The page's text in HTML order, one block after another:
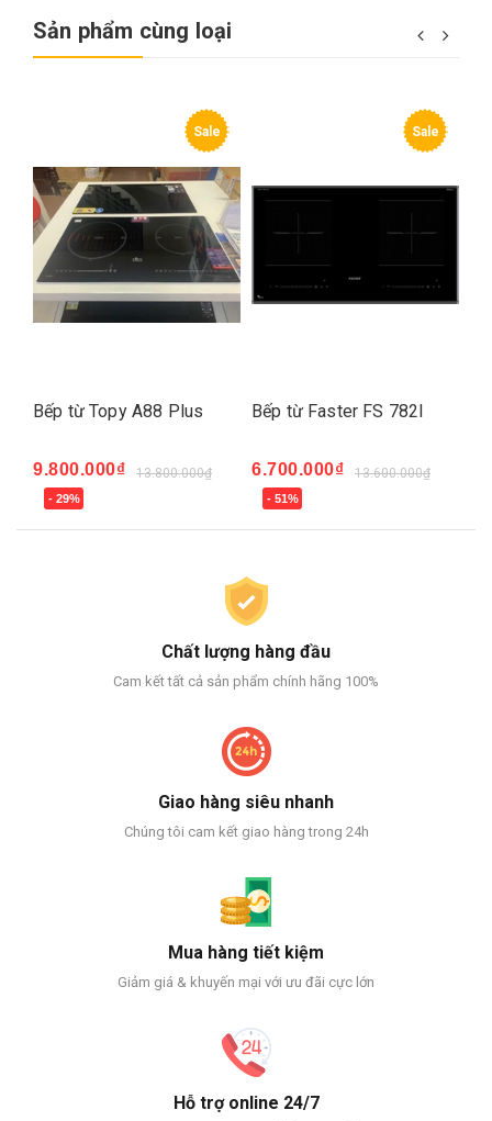
Sản phẩm cùng loại
Sale
Bếp từ Topy A88 Plus
9.800.000₫ 13.800.000₫
- 29%
Sale
Bếp từ Faster FS 782I
6.700.000₫ 13.600.000₫
- 51%
Chất lượng hàng đầu
Cam kết tất cả sản phẩm chính hãng 100%
Giao hàng siêu nhanh
Chúng tôi cam kết giao hàng trong 24h
Mua hàng tiết kiệm
Giảm giá & khuyến mại với ưu đãi cực lớn
Hỗ trợ online 24/7